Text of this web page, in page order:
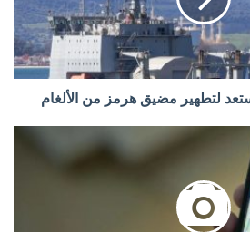
لتطهير مضيق هرمز من الألغام